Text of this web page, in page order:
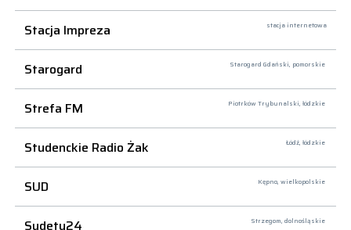
Stacja Impreza stacja internetowa
Starogard Starogard Gdański, pomorskie
Strefa FM Piotrków Trybunalski, łódzkie
Studenckie Radio Żak Łódź, łódzkie
SUD Kępno, wielkopolskie
Sudety24 Strzegom, dolnośląskie